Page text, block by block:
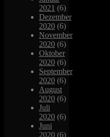
2021 (6)
Dezember
2020 (6)
November
2020 (6)
Oktober
2020 (6)
September
2020 (6)
August
2020 (6)
Juli
2020 (6)
Juni
2020 (6)